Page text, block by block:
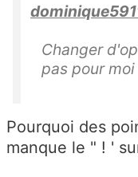
Changer
pas pour moi
Pourquoi des
manque le " ! '